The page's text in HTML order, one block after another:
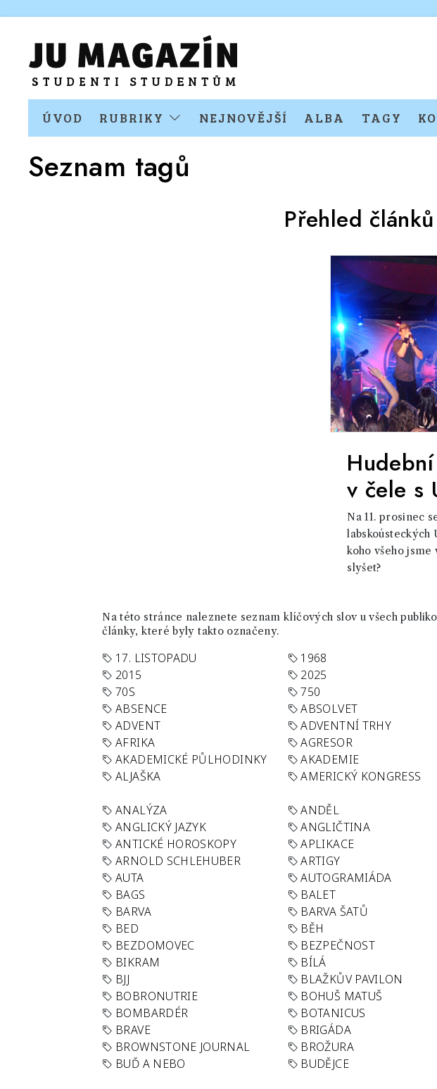
ÚVOD RUBRIKY NEJNOVĚJŠÍ ALBA TAGY
Seznam tagů
Přehled
v čele s
Na 11. prosinec
labskoústeckých
koho všeho
slyšet?
Na této stránce naleznete seznam klíčových slov u všech
články, které byly takto označeny.
17. LISTOPADU 1968
2015
2025
70S
750
ABSENCE
ABSOLVET
ADVENT
ADVENTNÍ TRHY
AFRIKA
AGRESOR
AKADEMICKÉ PŮLHODINKY
AKADEMIE
ALJAŠKA
AMERICKÝ KONGRESS
ANALÝZA ANDĚL
ANGLICKÝ JAZYK
ANGLIČTINA
ANTICKÉ HOROSKOPY
APLIKACE
ARNOLD SCHLEHUBER
ARTIGY
AUTA
AUTOGRAMIÁDA
BAGS
BALET
BARVA
BARVA ŠATŮ
BED
BĚH
BEZDOMOVEC
BEZPEČNOST
BIKRAM
BÍLÁ
BJJ
BLAŽKŮV PAVILON
BOBRONUTRIE
BOHUŠ MATUŠ
BOMBARDÉR
BOTANICUS
BRAVE
BRIGÁDA
BROWNSTONE JOURNAL
BROŽURA
BUĎ A NEBO
BUDĚJCE